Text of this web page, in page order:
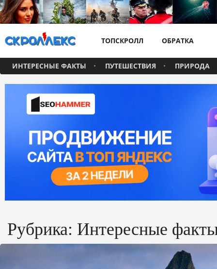
ТОПСКРОЛЛ ОБРАТКА
ИНТЕРЕСНЫЕ ФАКТЫ ПУТЕШЕСТВИЯ ПРИРОДА
Рубрика: Интересные